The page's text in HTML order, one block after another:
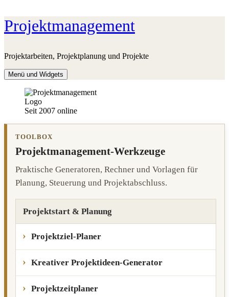
Zum
Inhalt
Projektmanagement
Projektarbeiten, Projektplanung und Projekte
Menü und Widgets
Seit 2007 online
TOOLBOX
Projektmanagement-Werkzeuge
Praktische Generatoren, Rechner und Vorlagen für
Planung, Steuerung und Projektabschluss.
Projektstart & Planung
Projektziel-Planer
Kreativer Projektideen-Generator
Projektzeitplaner